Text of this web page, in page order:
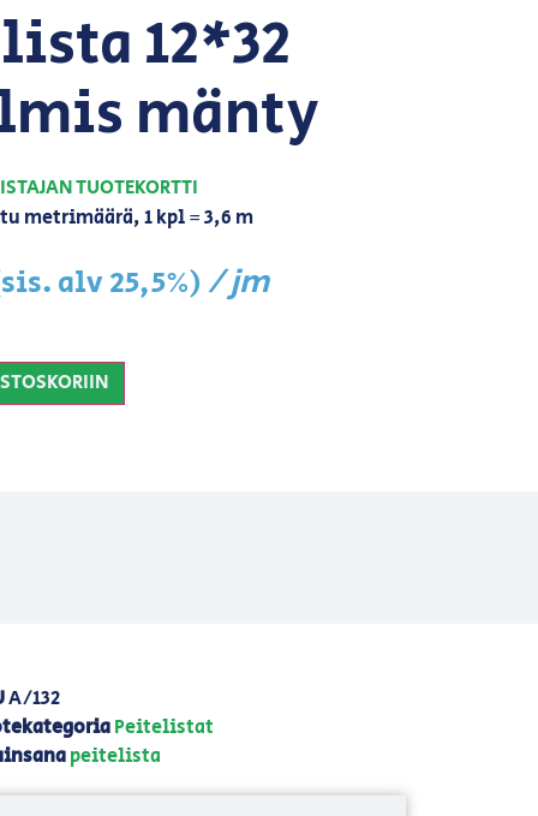
12*32
mänty
TUOTEKORTTI
metrimäärä, 1 kpl = 3,6 m
alv 25,5%)/ jm
A/132
Peitelistat
peitelista